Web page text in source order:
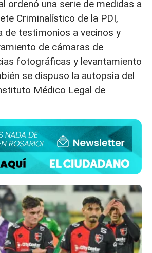
ordenó una serie de medidas a
Criminalístico de la PDI,
de testimonios a vecinos y
de cámaras de
fotográficas y levantamiento
se dispuso la autopsia del
Médico Legal de